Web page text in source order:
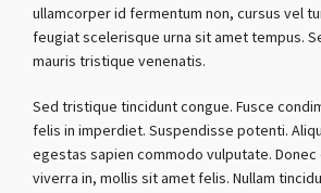
ullamcorper id fermentum non, cursus vel
feugiat scelerisque urna sit amet tempus.
mauris tristique venenatis.
Sed tristique tincidunt congue. Fusce
felis in imperdiet. Suspendisse potenti.
egestas sapien commodo vulputate.
viverra in, mollis sit amet felis. Nullam